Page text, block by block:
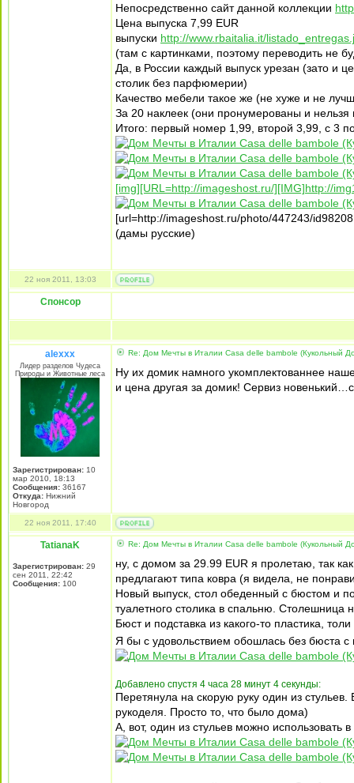
Непосредственно сайт данной коллекции
Цена выпуска 7,99 EUR
выпуски http://www.rbaitalia.it/
(там с картинками, поэтому переводить не
Да, в России каждый выпуск урезан (зато и
столик без парфюмерии)
Качество мебели такое же (не хуже и не
За 20 наклеек (они пронумерованы и нельзя
Итого: первый номер 1,99, второй 3,99, c 3
[img][URL=http://imageshost.ru/][IMG]http://
[url=http://imageshost.ru/photo/447243/
(дамы русские)
22 ноя 2011, 13:03
Спонсор
alexxx
Лидер разделов Чудеса
Природы и Животные леса
Зарегистрирован: 10
мар 2010, 18:13
Сообщения: 36167
Откуда: Нижний
Новгород
Re: Дом Мечты в Италии Casa delle bambole (Кукольный
Ну их домик намного укомплектованнее
и цена другая за домик! Сервиз
22 ноя 2011, 17:40
TatianaK
Зарегистрирован: 29
сен 2011, 22:42
Сообщения: 100
Re: Дом Мечты в Италии Casa delle bambole (Кукольный
ну, с домом за 29.99 EUR я пролетаю, так
предлагают типа ковра (я видела, не
Новый выпуск, cтол обеденный с бюстом и
туалетного столика в спальню.
Бюст и подставка из какого-то пластика,
Я бы с удовольствием обошлась без бюста
Добавлено спустя 4 часа 28 минут 4 секунды:
Перетянула на скорую руку один из
рукоделя. Просто то, что было дома)
А, вот, один из стульев можно использовать